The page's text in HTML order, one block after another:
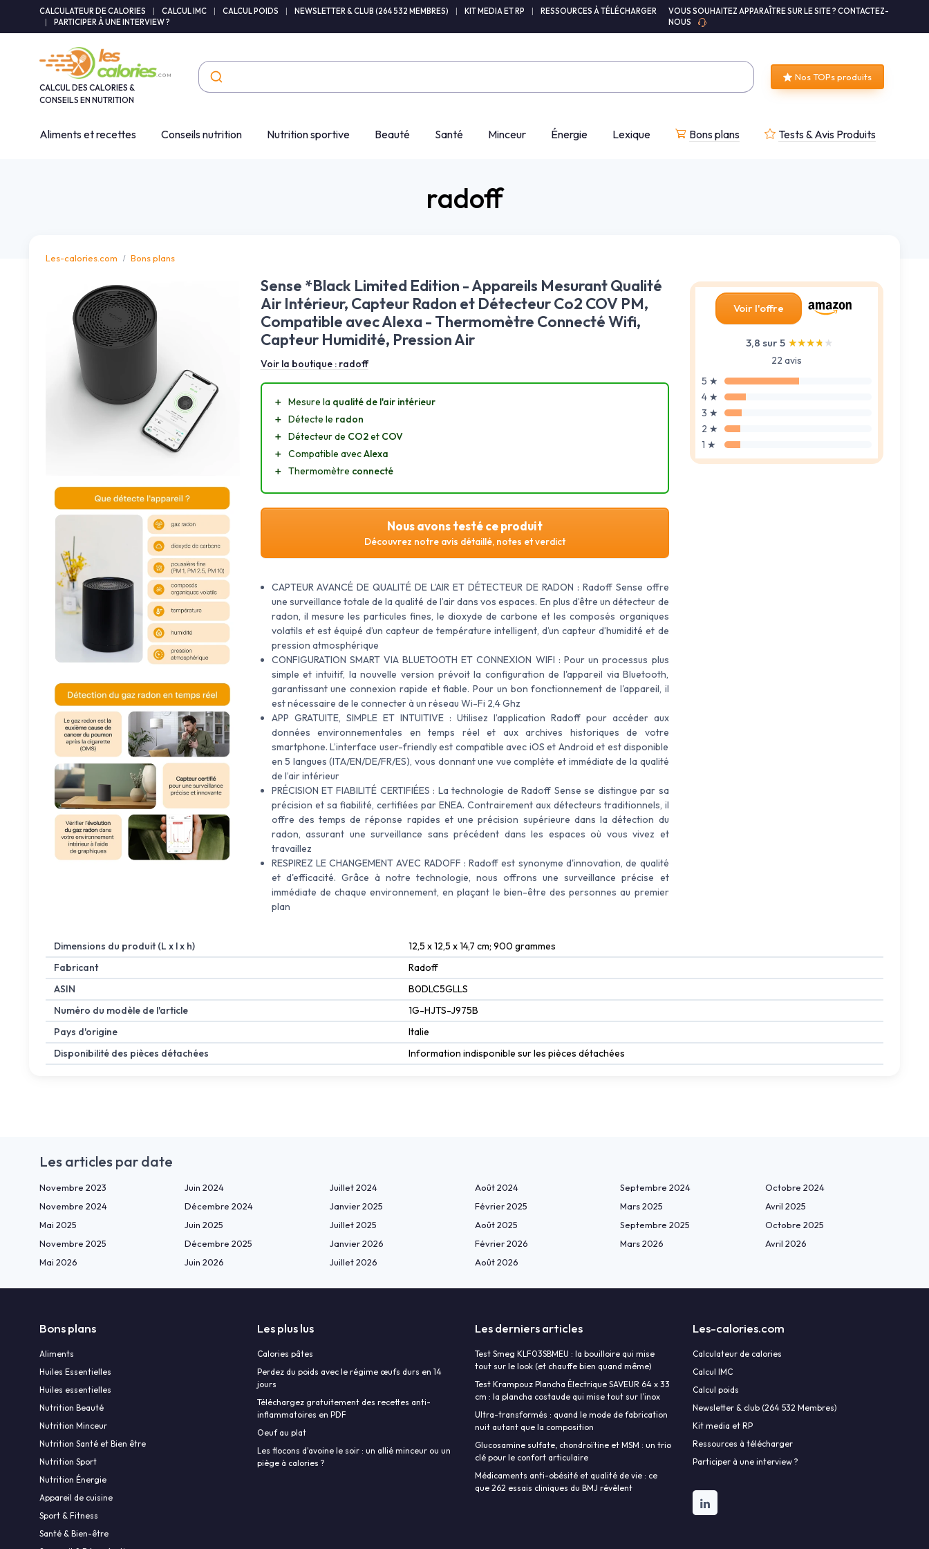
CALCULATEUR DE CALORIES CALCUL IMC CALCUL POIDS NEWSLETTER & CLUB (264 532 MEMBRES) KIT MEDIA ET RP
RESSOURCES À TÉLÉCHARGER
PARTICIPER À UNE INTERVIEW ?
VOUS SOUHAITEZ APPARAÎTRE SUR LE SITE ? CONTACTEZ-
NOUS
CALCUL DES CALORIES &
CONSEILS EN NUTRITION
Nos TOPs produits
Aliments et recettes Conseils nutrition Nutrition sportive Beauté Santé Minceur Énergie Lexique Bons plans Tests & Avis Produits
radoff
Les-calories.com Bons plans
Voir l'offre
3,8 sur 5 ★★★★★
★★★★★
22 avis
5 ★
4 ★
3 ★
2 ★
1 ★
Sense *Black Limited Edition - Appareils Mesurant Qualité
Air Intérieur, Capteur Radon et Détecteur Co2 COV PM,
Compatible avec Alexa - Thermomètre Connecté Wifi,
Capteur Humidité, Pression Air
Voir la boutique : radoff
＋ Mesure la qualité de l'air intérieur
＋ Détecte le radon
＋ Détecteur de CO2et COV
＋ Compatible avecAlexa
＋ Thermomètre connecté
Nous avons testé ce produit
Découvrez notre avis détaillé, notes et verdict
CAPTEUR AVANCÉ DE QUALITÉ DE L’AIR ET DÉTECTEUR DE RADON : Radoff Sense offre
une surveillance totale de la qualité de l’air dans vos espaces. En plus d’être un détecteur de
radon, il mesure les particules fines, le dioxyde de carbone et les composés organiques
volatils et est équipé d’un capteur de température intelligent, d’un capteur d’humidité et de
pression atmosphérique
CONFIGURATION SMART VIA BLUETOOTH ET CONNEXION WIFI : Pour un processus plus
simple et intuitif, la nouvelle version prévoit la configuration de l'appareil via Bluetooth,
garantissant une connexion rapide et fiable. Pour un bon fonctionnement de l'appareil, il
est nécessaire de le connecter à un réseau Wi-Fi 2,4 Ghz
APP GRATUITE, SIMPLE ET INTUITIVE : Utilisez l’application Radoff pour accéder aux
données environnementales en temps réel et aux archives historiques de votre
smartphone. L’interface user-friendly est compatible avec iOS et Android et est disponible
en 5 langues (ITA/EN/DE/FR/ES), vous donnant une vue complète et immédiate de la qualité
de l’air intérieur
PRÉCISION ET FIABILITÉ CERTIFIÉES : La technologie de Radoff Sense se distingue par sa
précision et sa fiabilité, certifiées par ENEA. Contrairement aux détecteurs traditionnels, il
offre des temps de réponse rapides et une précision supérieure dans la détection du
radon, assurant une surveillance sans précédent dans les espaces où vous vivez et
travaillez
RESPIREZ LE CHANGEMENT AVEC RADOFF : Radoff est synonyme d'innovation, de qualité
et d'efficacité. Grâce à notre technologie, nous offrons une surveillance précise et
immédiate de chaque environnement, en plaçant le bien-être des personnes au premier
plan
Dimensions du produit (L x l x h)
12,5 x 12,5 x 14,7 cm; 900 grammes
Fabricant
Radoff
ASIN
B0DLC5GLLS
Numéro du modèle de l'article
1G-HJTS-J975B
Pays d'origine
Italie
Disponibilité des pièces détachées
Information indisponible sur les pièces détachées
Les articles par date
Novembre 2023 Juin 2024 Juillet 2024 Août 2024 Septembre 2024
Octobre 2024
Novembre 2024
Décembre 2024 Janvier 2025 Février 2025 Mars 2025
Avril 2025
Mai 2025
Juin 2025 Juillet 2025 Août 2025 Septembre 2025
Octobre 2025
Novembre 2025
Décembre 2025 Janvier 2026 Février 2026 Mars 2026
Avril 2026
Mai 2026
Juin 2026 Juillet 2026 Août 2026
Bons plans
Aliments
Huiles Essentielles
Huiles essentielles
Nutrition Beauté
Nutrition Minceur
Nutrition Santé et Bien être
Nutrition Sport
Nutrition Énergie
Appareil de cuisine
Sport & Fitness
Santé & Bien-être
Les plus lus
Calories pâtes
Perdez du poids avec le régime œufs durs en 14
jours
Téléchargez gratuitement des recettes anti-
inflammatoires en PDF
Oeuf au plat
Les flocons d'avoine le soir : un allié minceur ou un
piège à calories ?
Les derniers articles
Test Smeg KLF03SBMEU : la bouilloire qui mise
tout sur le look (et chauffe bien quand même)
Test Krampouz Plancha Électrique SAVEUR 64 x 33
cm : la plancha costaude qui mise tout sur l’inox
Ultra-transformés : quand le mode de fabrication
nuit autant que la composition
Glucosamine sulfate, chondroïtine et MSM : un trio
clé pour le confort articulaire
Médicaments anti-obésité et qualité de vie : ce
que 262 essais cliniques du BMJ révèlent
Les-calories.com
Calculateur de calories
Calcul IMC
Calcul poids
Newsletter & club (264 532 Membres)
Kit media et RP
Ressources à télécharger
Participer à une interview ?
Panneau de gestion des cookies